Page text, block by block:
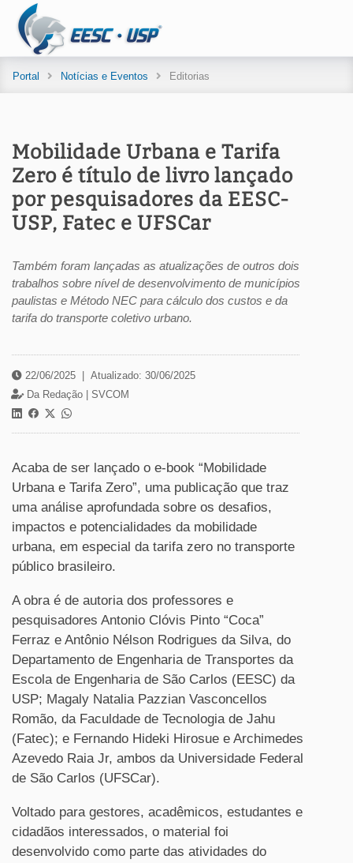
Portal Notícias e Eventos Editorias
Mobilidade Urbana e Tarifa
Zero é título de livro lançado
por pesquisadores da EESC-
USP, Fatec e UFSCar
Também foram lançadas as atualizações de outros dois
trabalhos sobre nível de desenvolvimento de municípios
paulistas e Método NEC para cálculo dos custos e da
tarifa do transporte coletivo urbano.
22/06/2025
Atualizado: 30/06/2025
Da Redação | SVCOM
Acaba de ser lançado o e-book “Mobilidade
Urbana e Tarifa Zero”, uma publicação que traz
uma análise aprofundada sobre os desafios,
impactos e potencialidades da mobilidade
urbana, em especial da tarifa zero no transporte
público brasileiro.
A obra é de autoria dos professores e
pesquisadores Antonio Clóvis Pinto “Coca”
Ferraz e Antônio Nélson Rodrigues da Silva, do
Departamento de Engenharia de Transportes da
Escola de Engenharia de São Carlos (EESC) da
USP; Magaly Natalia Pazzian Vasconcellos
Romão, da Faculdade de Tecnologia de Jahu
(Fatec); e Fernando Hideki Hirosue e Archimedes
Azevedo Raia Jr, ambos da Universidade Federal
de São Carlos (UFSCar).
Voltado para gestores, acadêmicos, estudantes e
cidadãos interessados, o material foi
desenvolvido como parte das atividades do